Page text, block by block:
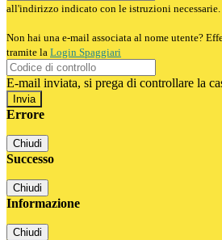
all'indirizzo indicato con le istruzioni necessarie.
Non hai una e-mail associata al nome utente?
tramite la Login Spaggiari
E-mail inviata, si prega di controllare la
Errore
Chiudi
Successo
Chiudi
Informazione
Chiudi